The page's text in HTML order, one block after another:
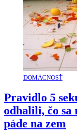
DOMÁCNOSŤ
Pravidlo 5
odhalili, čo sa
páde na zem